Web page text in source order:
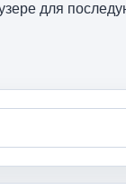
для